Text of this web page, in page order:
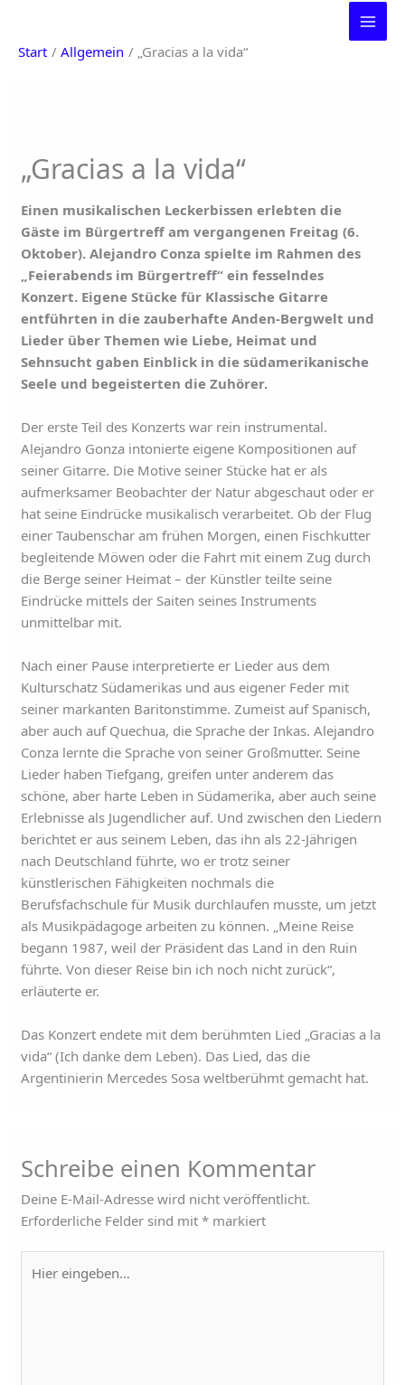
springen
Start Allgemein „Gracias a la vida“
„Gracias a la vida“
Einen musikalischen Leckerbissen erlebten die
Gäste im Bürgertreff am vergangenen Freitag (6.
Oktober). Alejandro Conza spielte im Rahmen des
„Feierabends im Bürgertreff“ ein fesselndes
Konzert. Eigene Stücke für Klassische Gitarre
entführten in die zauberhafte Anden-Bergwelt und
Lieder über Themen wie Liebe, Heimat und
Sehnsucht gaben Einblick in die südamerikanische
Seele und begeisterten die Zuhörer.
Der erste Teil des Konzerts war rein instrumental.
Alejandro Gonza intonierte eigene Kompositionen auf
seiner Gitarre. Die Motive seiner Stücke hat er als
aufmerksamer Beobachter der Natur abgeschaut oder er
hat seine Eindrücke musikalisch verarbeitet. Ob der Flug
einer Taubenschar am frühen Morgen, einen Fischkutter
begleitende Möwen oder die Fahrt mit einem Zug durch
die Berge seiner Heimat – der Künstler teilte seine
Eindrücke mittels der Saiten seines Instruments
unmittelbar mit.
Nach einer Pause interpretierte er Lieder aus dem
Kulturschatz Südamerikas und aus eigener Feder mit
seiner markanten Baritonstimme. Zumeist auf Spanisch,
aber auch auf Quechua, die Sprache der Inkas. Alejandro
Conza lernte die Sprache von seiner Großmutter. Seine
Lieder haben Tiefgang, greifen unter anderem das
schöne, aber harte Leben in Südamerika, aber auch seine
Erlebnisse als Jugendlicher auf. Und zwischen den Liedern
berichtet er aus seinem Leben, das ihn als 22-Jährigen
nach Deutschland führte, wo er trotz seiner
künstlerischen Fähigkeiten nochmals die
Berufsfachschule für Musik durchlaufen musste, um jetzt
als Musikpädagoge arbeiten zu können. „Meine Reise
begann 1987, weil der Präsident das Land in den Ruin
führte. Von dieser Reise bin ich noch nicht zurück“,
erläuterte er.
Das Konzert endete mit dem berühmten Lied „Gracias a la
vida“ (Ich danke dem Leben). Das Lied, das die
Argentinierin Mercedes Sosa weltberühmt gemacht hat.
Schreibe einen Kommentar
Deine E-Mail-Adresse wird nicht veröffentlicht.
Erforderliche Felder sind mit* markiert
eingeben…